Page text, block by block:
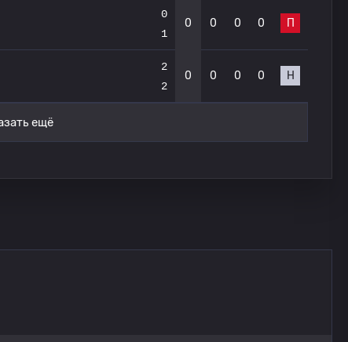
0
1
0 0 0 0 П
2
2
0 0 0 0 Н
ещё